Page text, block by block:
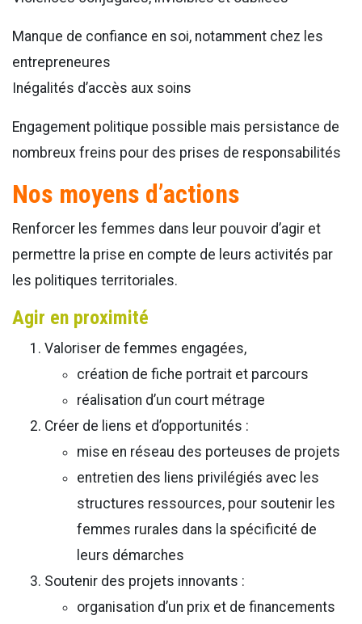
Manque de confiance en soi, notamment chez les
entrepreneures
Inégalités d’accès aux soins
Engagement politique possible mais persistance de
nombreux freins pour des prises de responsabilités
Nos moyens d’actions
Renforcer les femmes dans leur pouvoir d’agir et
permettre la prise en compte de leurs activités par
les politiques territoriales.
Agir en proximité
Valoriser de femmes engagées,
création de fiche portrait et parcours
réalisation d’un court métrage
Créer de liens et d’opportunités :
mise en réseau des porteuses de projets
entretien des liens privilégiés avec les
structures ressources, pour soutenir les
femmes rurales dans la spécificité de
leurs démarches
Soutenir des projets innovants :
organisation d’un prix et de financements